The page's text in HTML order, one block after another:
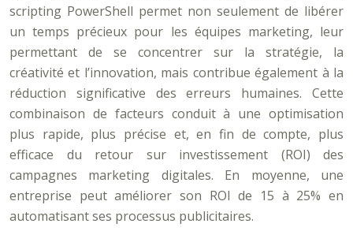
scripting PowerShell permet non seulement de libérer
un temps précieux pour les équipes marketing, leur
permettant de se concentrer sur la stratégie, la
créativité et l’innovation, mais contribue également à la
réduction significative des erreurs humaines. Cette
combinaison de facteurs conduit à une optimisation
plus rapide, plus précise et, en fin de compte, plus
efficace du retour sur investissement (ROI) des
campagnes marketing digitales. En moyenne, une
entreprise peut améliorer son ROI de 15 à 25% en
automatisant ses processus publicitaires.